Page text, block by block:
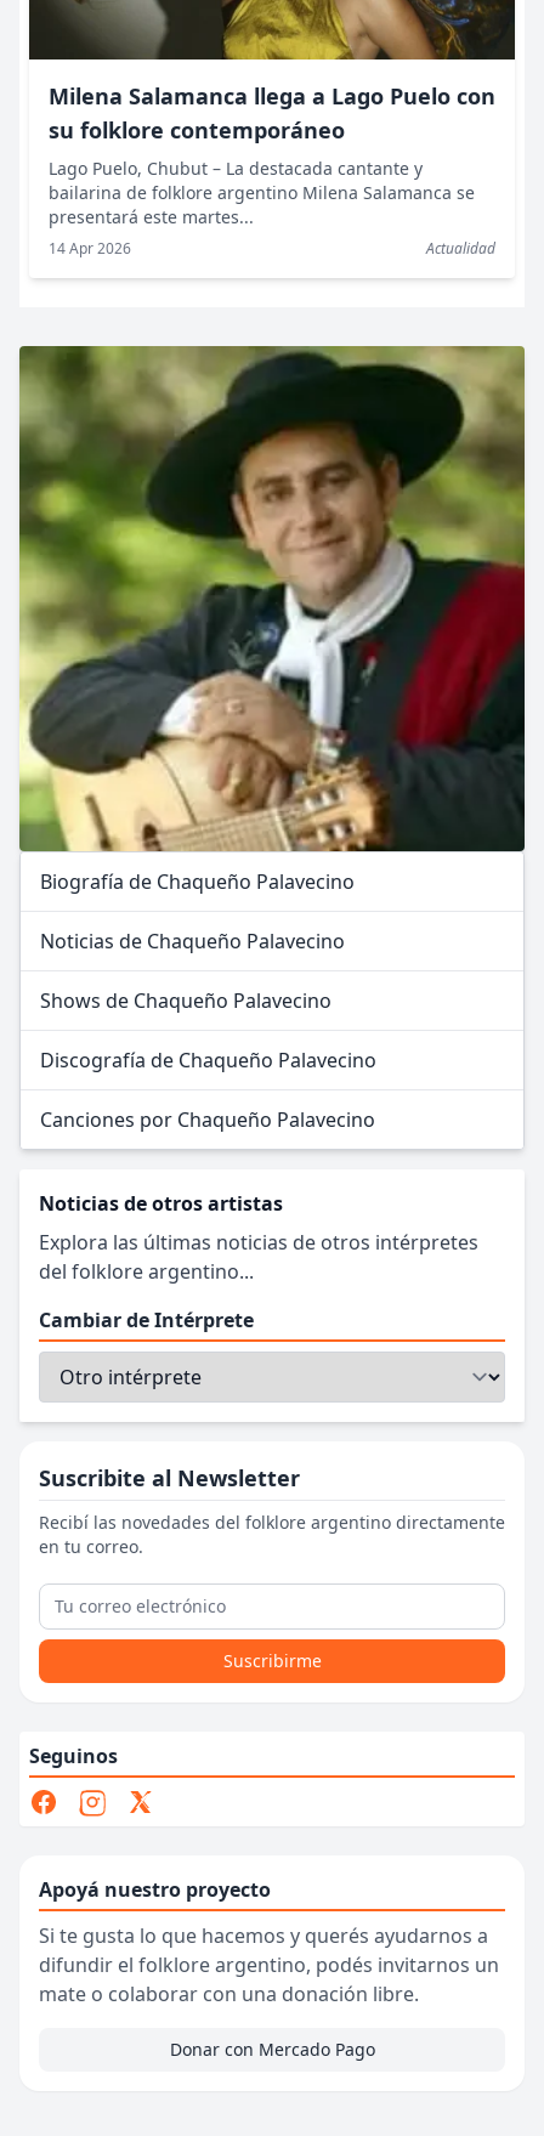
Milena Salamanca llega a Lago Puelo con
su folklore contemporáneo
Lago Puelo, Chubut – La destacada cantante y
bailarina de folklore argentino Milena Salamanca se
presentará este martes...
14 Apr 2026 Actualidad
Biografía de Chaqueño Palavecino
Noticias de Chaqueño Palavecino
Shows de Chaqueño Palavecino
Discografía de Chaqueño Palavecino
Canciones por Chaqueño Palavecino
Noticias de otros artistas
Explora las últimas noticias de otros intérpretes
del folklore argentino...
Cambiar de Intérprete
Suscribite al Newsletter
Recibí las novedades del folklore argentino directamente
en tu correo.
Suscribirme
Seguinos
Apoyá nuestro proyecto
Si te gusta lo que hacemos y querés ayudarnos a
difundir el folklore argentino, podés invitarnos un
mate o colaborar con una donación libre.
Donar con Mercado Pago